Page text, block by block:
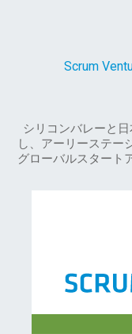
Scrum
シリコンバレーと
し、アーリーステー
グローバルスタート